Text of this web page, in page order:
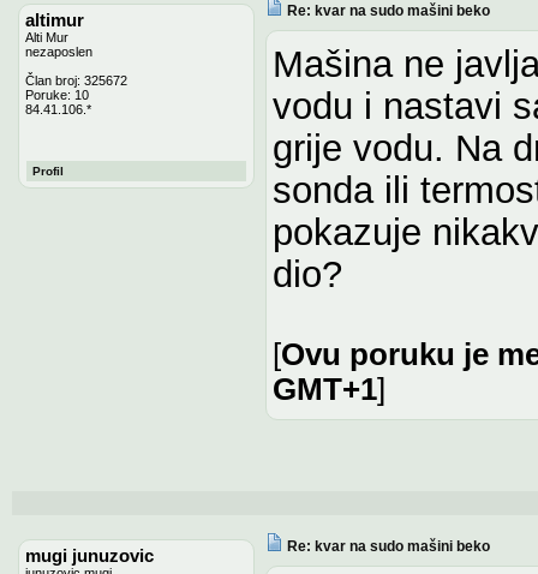
altimur
Alti Mur
nezaposlen
Član broj: 325672
Poruke: 10
84.41.106.*
Profil
Re: kvar na sudo mašini beko
Mašina ne
vodu i nastavi
grije vodu. Na
sonda ili
pokazuje
dio?
[Ovu poruku je
GMT+1]
mugi junuzovic
Re: kvar na sudo mašini beko